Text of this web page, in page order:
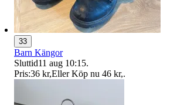
33
Barn Kängor
Sluttid11 aug 10:15.
Pris:36 kr,Eller Köp nu 46 kr,.